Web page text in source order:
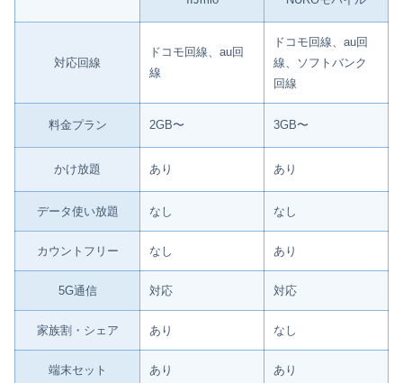
対応回線
ドコモ回線、au回
線
ドコモ回線、au回
線、ソフトバンク
回線
料金プラン 2GB〜 3GB〜
かけ放題 あり あり
データ使い放題 なし なし
カウントフリー なし あり
5G通信 対応 対応
家族割・シェア あり なし
端末セット あり あり